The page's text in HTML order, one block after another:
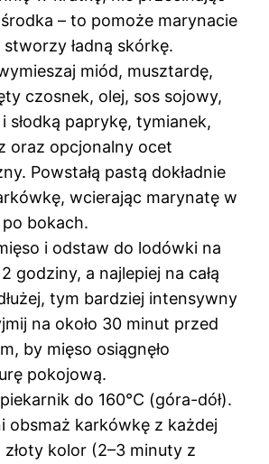
– to pomoże marynacie
ładną skórkę.
miód, musztardę,
czosnek, olej, sos sojowy,
słodką paprykę, tymianek,
oraz opcjonalny ocet
Powstałą pastą dokładnie
wcierając marynatę w
bokach.
i odstaw do lodówki na
godziny, a najlepiej na całą
tym bardziej intensywny
na około 30 minut przed
by mięso osiągnęło
pokojową.
do 160°C (góra-dół).
obsmaż karkówkę z każdej
kolor (2–3 minuty z